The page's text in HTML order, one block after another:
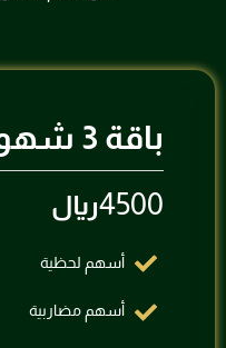
باقة 3 شهور
4500ريال
أسهم لحظية
⁠أسهم مضاربية